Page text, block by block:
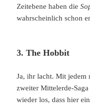
Zeitebene haben die
wahrscheinlich schon
3. The Hobbit
Ja, ihr lacht. Mit jedem
zweiter Mittelerde-
wieder los, dass hier